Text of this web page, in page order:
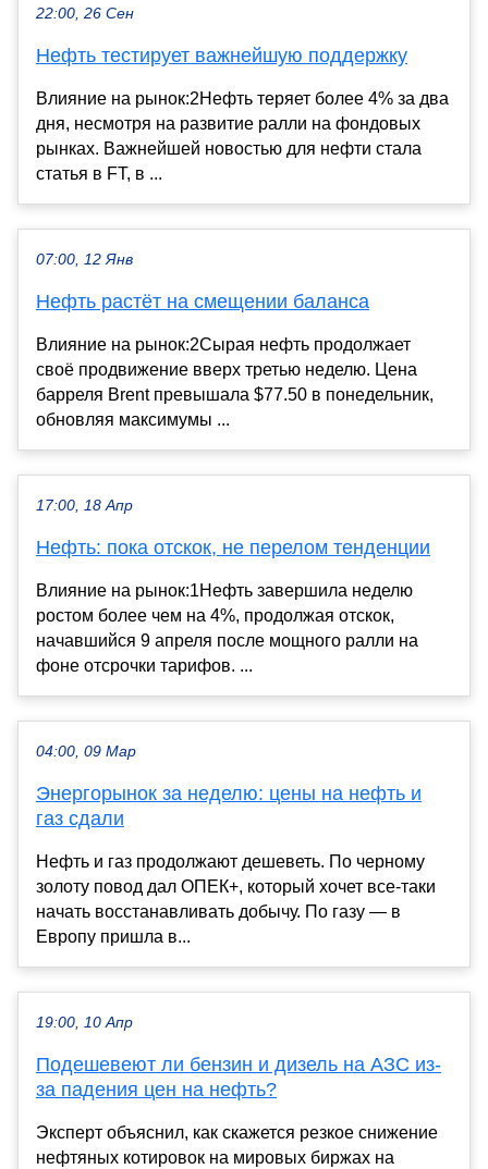
22:00, 26 Сен
Нефть тестирует важнейшую поддержку
Влияние на рынок:2Нефть теряет более 4% за два
дня, несмотря на развитие ралли на фондовых
рынках. Важнейшей новостью для нефти стала
статья в FT, в ...
07:00, 12 Янв
Нефть растёт на смещении баланса
Влияние на рынок:2Сырая нефть продолжает
своё продвижение вверх третью неделю. Цена
барреля Brent превышала $77.50 в понедельник,
обновляя максимумы ...
17:00, 18 Апр
Нефть: пока отскок, не перелом тенденции
Влияние на рынок:1Нефть завершила неделю
ростом более чем на 4%, продолжая отскок,
начавшийся 9 апреля после мощного ралли на
фоне отсрочки тарифов. ...
04:00, 09 Мар
Энергорынок за неделю: цены на нефть и
газ сдали
Нефть и газ продолжают дешеветь. По черному
золоту повод дал ОПЕК+, который хочет все-таки
начать восстанавливать добычу. По газу — в
Европу пришла в...
19:00, 10 Апр
Подешевеют ли бензин и дизель на АЗС из-
за падения цен на нефть?
Эксперт объяснил, как скажется резкое снижение
нефтяных котировок на мировых биржах на